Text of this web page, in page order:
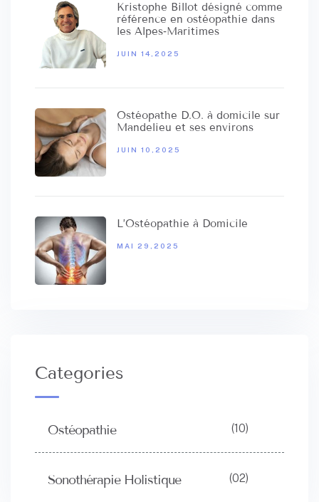
Kristophe Billot désigné comme
référence en ostéopathie dans
les Alpes‑Maritimes
JUIN 14,2025
Ostéopathe D.O. à domicile sur
Mandelieu et ses environs
JUIN 10,2025
L’Ostéopathie à Domicile
MAI 29,2025
Categories
Ostéopathie (10)
Sonothérapie Holistique (02)